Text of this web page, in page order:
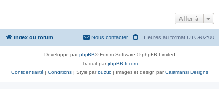
Aller à
Index du forum Heures au format UTC+02:00
Nous contacter
Développé parphpBB® Forum Software © phpBB Limited
Traduit parphpBB-fr.com
Confidentialité | Conditions| Style parbuzuc| Images et design parCalamansi Designs